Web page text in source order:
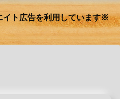
ト広告を利用しています※